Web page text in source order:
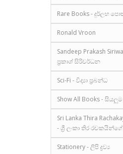
Rare Books - දුර්ලභ
Ronald Vroon
Sandeep Prakash
ප්‍රකාශ් සිරිවර්ධන
Sci-Fi - විද්‍යා ප්‍රබන්ධ
Show All Books -
Sri Lanka Thira
- ශ්‍රී ලංකා තිර
Stationery - ලිපි ද්‍රව්‍ය